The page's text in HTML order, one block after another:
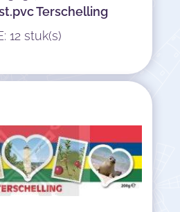
Terschelling
12 stuk(s)